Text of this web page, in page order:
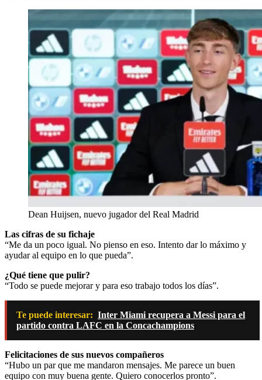
Dean Huijsen, nuevo jugador del Real Madrid
Las cifras de su fichaje
“Me da un poco igual. No pienso en eso. Intento dar lo máximo y
ayudar al equipo en lo que pueda”.
¿Qué tiene que pulir?
“Todo se puede mejorar y para eso trabajo todos los días”.
Te puede interesar: Inter Miami recupera a Messi para el
partido contra LAFC en la Concachampions
Felicitaciones de sus nuevos compañeros
“Hubo un par que me mandaron mensajes. Me parece un buen
equipo con muy buena gente. Quiero conocerlos pronto”.